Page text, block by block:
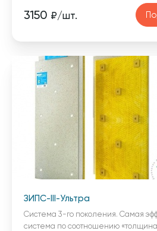
3150 ₽/шт.
ЗИПС-III-Ультра
Cистема 3-го поколения. Самая
система по соотношению